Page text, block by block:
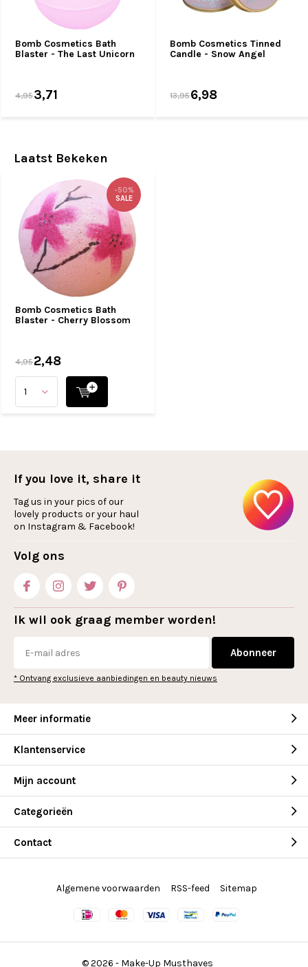
Bomb Cosmetics Bath
Blaster - The Last Unicorn
4,953,71
Bomb Cosmetics Tinned
Candle - Snow Angel
13,956,98
Laatst Bekeken
Bomb Cosmetics Bath
Blaster - Cherry Blossom
-50%
SALE
4,952,48
If you love it, share it
Tag us in your pics of our
lovely products or your haul
on Instagram & Facebook!
Volg ons
Ik wil ook graag member worden!
Abonneer
* Ontvang exclusieve aanbiedingen en beauty nieuws
Meer informatie
Klantenservice
Mijn account
Categorieën
Contact
© 2026 - Make-Up Musthaves
Algemene voorwaarden RSS-feed Sitemap